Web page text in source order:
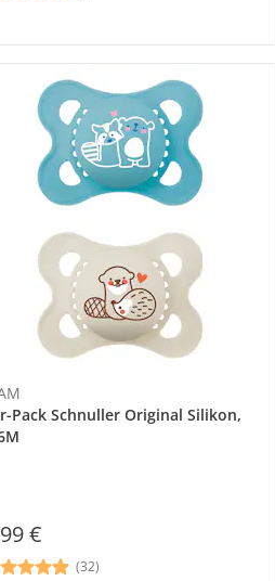
Pack Schnuller Original Silikon,
€
(32)